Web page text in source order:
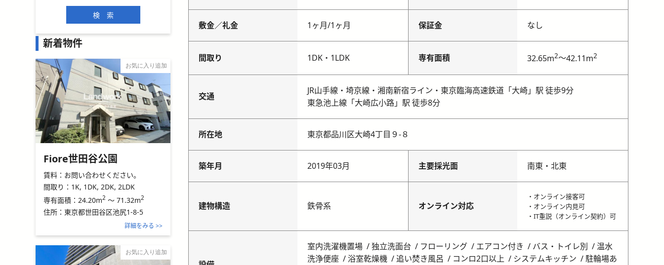
敷金／礼金 1ヶ月/1ヶ月 保証金 なし
間取り 1DK・1LDK 専有面積 32.65m2～42.11m2
交通
JR山手線・埼京線・湘南新宿ライン・東京臨海高速鉄道「大崎」駅 徒歩9分
東急池上線「大崎広小路」駅 徒歩8分
所在地 東京都品川区大崎4丁目９-８
築年月 2019年03月 主要採光面 南東・北東
建物構造 鉄骨系 オンライン対応
・オンライン接客可
・オンライン内見可
・IT重説（オンライン契約）可
室内洗濯機置場 独立洗面台 フローリング エアコン付き バス・トイレ別
温水
洗浄便座
浴室乾燥機 追い焚き風呂 コンロ2口以上 システムキッチン
駐輪場あ
新着物件
お気に入り追加
Fiore世田谷公園
賃料： お問い合わせください。
間取り： 1K, 1DK, 2DK, 2LDK
専有面積： 24.20m2 ～ 71.32m2
住所： 東京都世田谷区池尻1-8-5
詳細をみる >>
お気に入り追加